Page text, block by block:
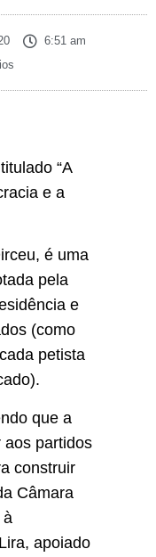
6:51 am
“A
e a
é uma
pela
e
(como
petista
que a
partidos
construir
Câmara
à
apoiado